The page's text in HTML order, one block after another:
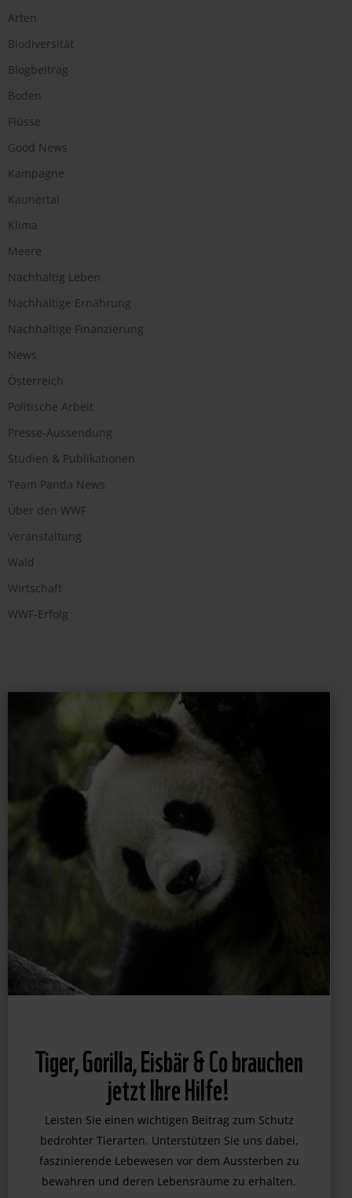
Arten
Biodiversität
Blogbeitrag
Boden
Flüsse
Good News
Kampagne
Kaunertal
Klima
Meere
Nachhaltig Leben
Nachhaltige Ernährung
Nachhaltige Finanzierung
News
Österreich
Politische Arbeit
Presse-Aussendung
Studien & Publikationen
Team Panda News
Über den WWF
Veranstaltung
Wald
Wirtschaft
WWF-Erfolg
Tiger, Gorilla, Eisbär & Co brauchen
jetzt Ihre Hilfe!
Leisten Sie einen wichtigen Beitrag zum Schutz
bedrohter Tierarten. Unterstützen Sie uns dabei,
faszinierende Lebewesen vor dem Aussterben zu